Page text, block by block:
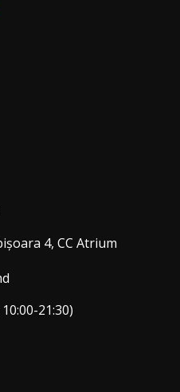
4, CC Atrium
21:30)